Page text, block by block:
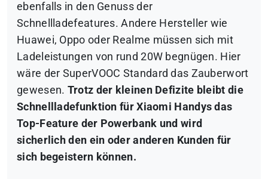
ebenfalls in den Genuss der
Schnellladefeatures. Andere Hersteller wie
Huawei, Oppo oder Realme müssen sich mit
Ladeleistungen von rund 20W begnügen. Hier
wäre der SuperVOOC Standard das Zauberwort
gewesen. Trotz der kleinen Defizite bleibt die
Schnellladefunktion für Xiaomi Handys das
Top-Feature der Powerbank und wird
sicherlich den ein oder anderen Kunden für
sich begeistern können.